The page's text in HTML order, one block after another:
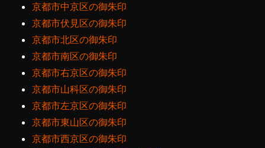
京都市中京区の御朱印
京都市伏見区の御朱印
京都市北区の御朱印
京都市南区の御朱印
京都市右京区の御朱印
京都市山科区の御朱印
京都市左京区の御朱印
京都市東山区の御朱印
京都市西京区の御朱印